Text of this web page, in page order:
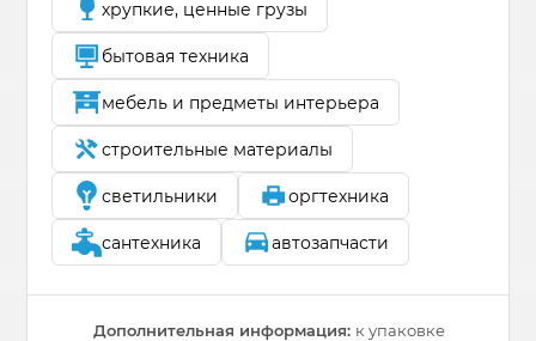
хрупкие, ценные грузы
бытовая техника
мебель и предметы интерьера
строительные материалы
светильники оргтехника
сантехника автозапчасти
Дополнительная информация: к упаковке